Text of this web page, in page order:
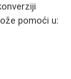
pomoći u: